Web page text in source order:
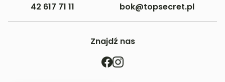
42 617 71 11 bok@topsecret.pl
Znajdź nas